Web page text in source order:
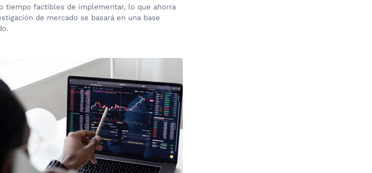
tiempo factibles de implementar, lo que ahorra
de mercado se basará en una base